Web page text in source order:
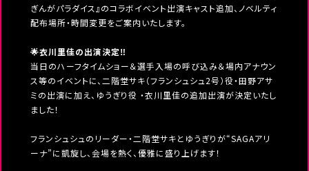
ぎんがパラダイス』のコラボイベント出演キャスト追加、ノベルティ
配布場所・時間変更をご案内いたします。
🌟衣川里佳の出演決定‼
当日のハーフタイムショー＆選手入場の呼び込み＆場内アナウン
ス等のイベントに、二階堂サキ（フランシュシュ2号）役・田野アサ
ミの出演に加え、ゆうぎり役 ・衣川里佳の追加出演が決定いたし
ました！
フランシュシュのリーダー・二階堂サキとゆうぎりが“SAGAアリ
ーナ”に凱旋し、会場を熱く、優雅に盛り上げます！